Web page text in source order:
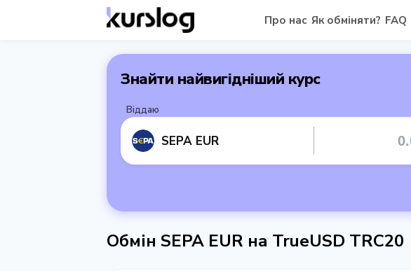
Про нас Як обміняти? FAQ
Знайти найвигідніший курс
Віддаю
SEPA EUR
Обмін SEPA EUR на TrueUSD TRC20